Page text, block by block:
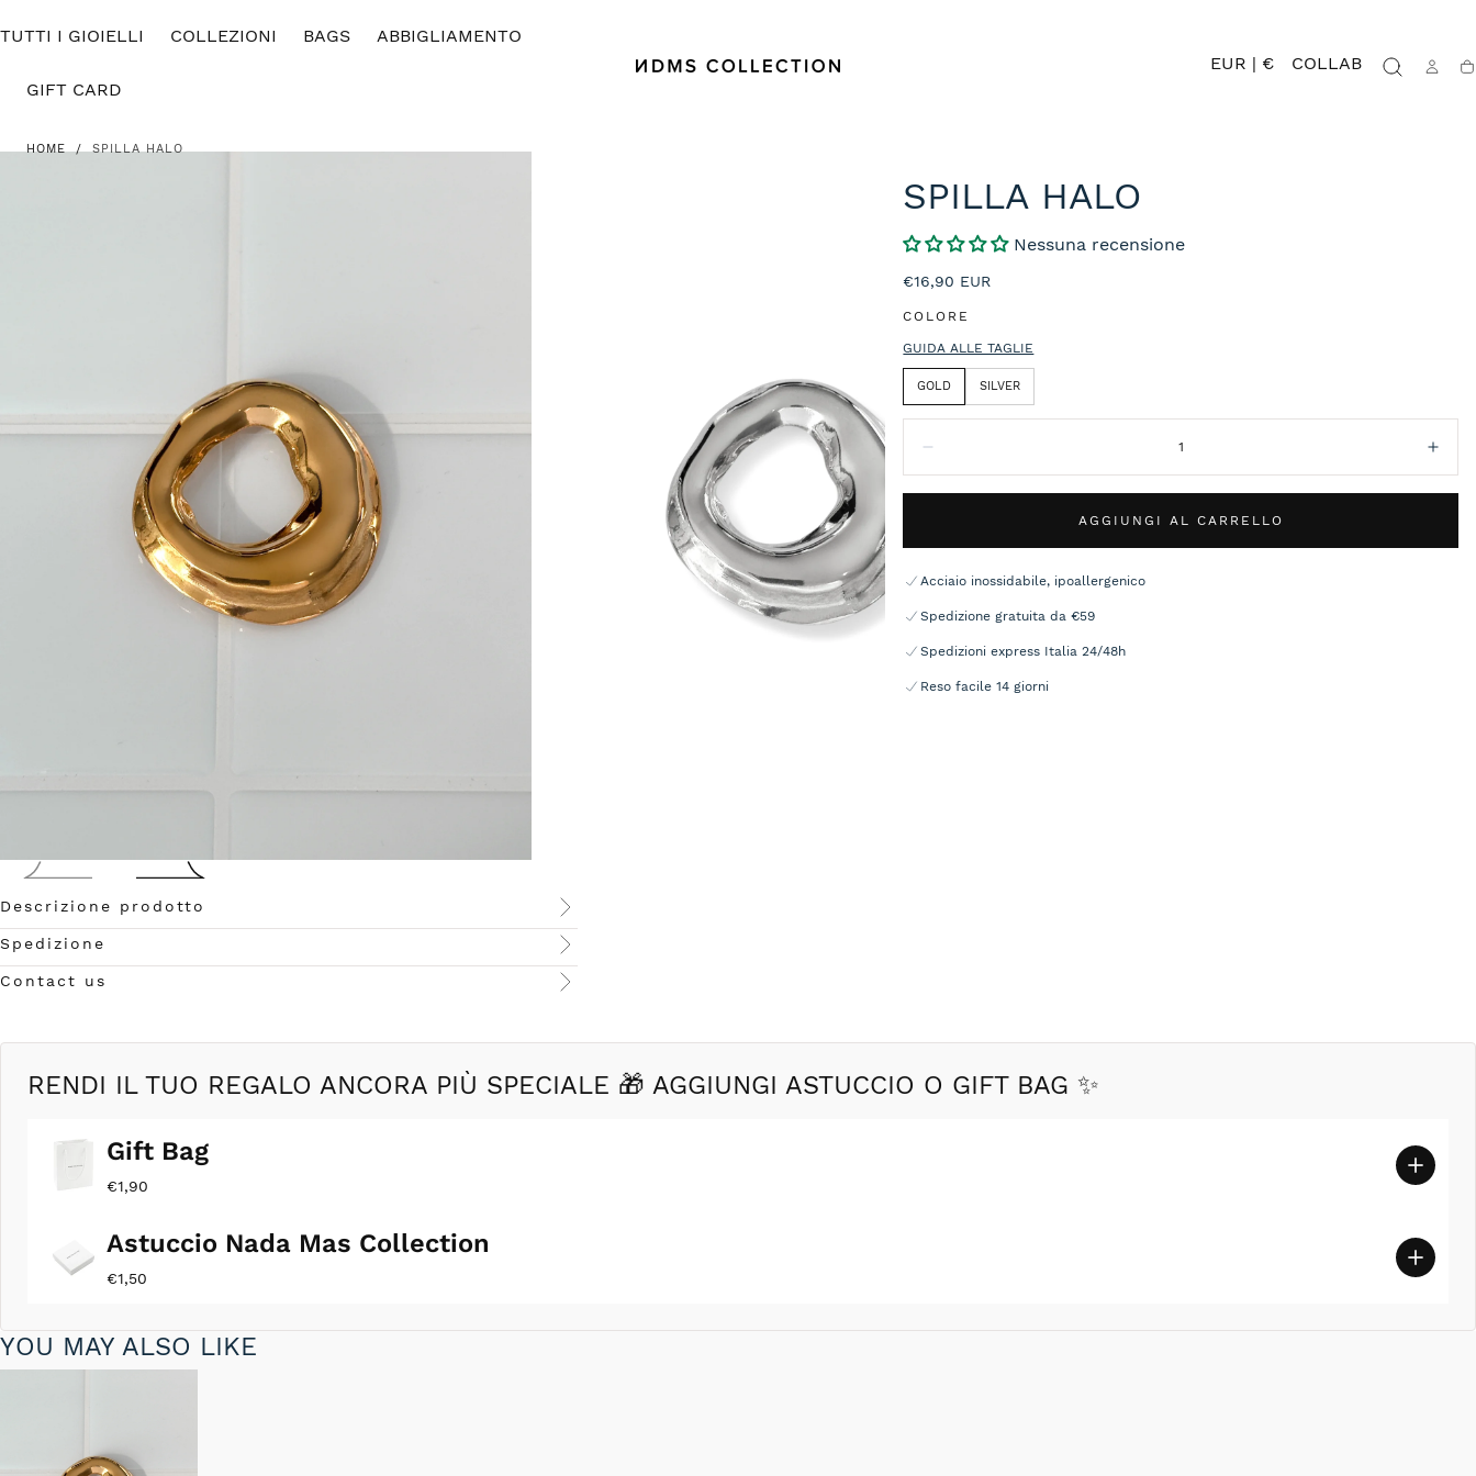
CONTENUTO
TUTTI I GIOIELLI COLLEZIONI BAGS ABBIGLIAMENTO
GIFT CARD
EUR | €
COLLAB
Apri
media
0
HOME / SPILLA HALO
SPILLA HALO
Nessuna recensione
Prezzo
€16,90 EUR
COLORE
GUIDA ALLE TAGLIE
GOLD SILVER
AGGIUNGI AL CARRELLO
Acciaio inossidabile, ipoallergenico
Spedizione gratuita da €59
Spedizioni express Italia 24/48h
Reso facile 14 giorni
Descrizione prodotto
Spedizione
Contact us
RENDI IL TUO REGALO ANCORA PIÙ SPECIALE 🎁 AGGIUNGI ASTUCCIO O GIFT BAG ✨
Gift Bag
€1,90
Astuccio Nada Mas Collection
€1,50
YOU MAY ALSO LIKE